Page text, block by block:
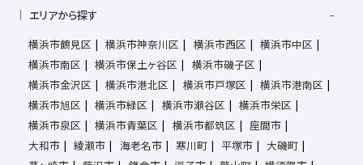
エリアから探す
横浜市鶴見区
横浜市神奈川区 横浜市西区
横浜市中区
横浜市南区
横浜市保土ヶ谷区
横浜市磯子区
横浜市金沢区
横浜市港北区 横浜市戸塚区
横浜市港南区
横浜市旭区
横浜市緑区 横浜市瀬谷区
横浜市栄区
横浜市泉区
横浜市青葉区 横浜市都筑区
座間市
大和市
綾瀬市 海老名市 寒川町 平塚市
大磯町